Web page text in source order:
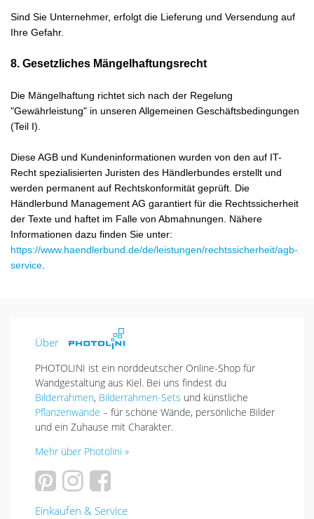
Sind Sie Unternehmer, erfolgt die Lieferung und Versendung auf
Ihre Gefahr.
8. Gesetzliches Mängelhaftungsrecht
Die Mängelhaftung richtet sich nach der Regelung
"Gewährleistung" in unseren Allgemeinen Geschäftsbedingungen
(Teil I).
Diese AGB und Kundeninformationen wurden von den auf IT-
Recht spezialisierten Juristen des Händlerbundes erstellt und
werden permanent auf Rechtskonformität geprüft. Die
Händlerbund Management AG garantiert für die Rechtssicherheit
der Texte und haftet im Falle von Abmahnungen. Nähere
Informationen dazu finden Sie unter:
https://www.haendlerbund.de/de/leistungen/rechtssicherheit/agb-
service
Über
PHOTOLINI ist ein norddeutscher Online-Shop für
Wandgestaltung aus Kiel. Bei uns findest du
Bilderrahmen, Bilderrahmen-Sets und künstliche
Pflanzenwände – für schöne Wände, persönliche Bilder
und ein Zuhause mit Charakter.
Mehr über Photolini »
Einkaufen & Service